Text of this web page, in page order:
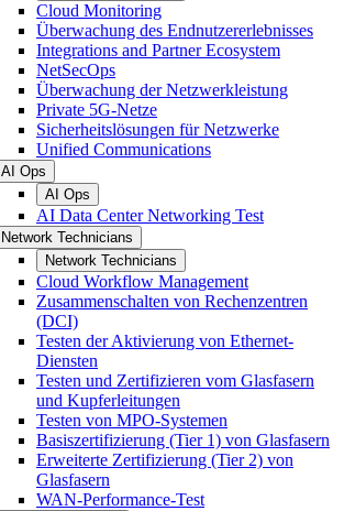
Cloud Monitoring
Überwachung des Endnutzererlebnisses
Integrations and Partner Ecosystem
NetSecOps
Überwachung der Netzwerkleistung
Private 5G-Netze
Sicherheitslösungen für Netzwerke
Unified Communications
AI Ops
AI Ops
AI Data Center Networking Test
Network Technicians
Network Technicians
Cloud Workflow Management
Zusammenschalten von Rechenzentren
(DCI)
Testen der Aktivierung von Ethernet-
Diensten
Testen und Zertifizieren vom Glasfasern
und Kupferleitungen
Testen von MPO-Systemen
Basiszertifizierung (Tier 1) von Glasfasern
Erweiterte Zertifizierung (Tier 2) von
Glasfasern
WAN-Performance-Test